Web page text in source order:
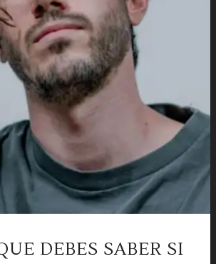
DEBES SABER SI